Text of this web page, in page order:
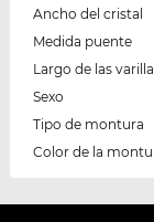
Ancho del cristal
Medida puente
Largo de las
Sexo
Tipo de montura
Color de la